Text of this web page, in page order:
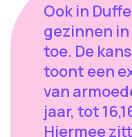
Ook in
gezinnen
toe. De
toont een
van
jaar, tot
Hiermee